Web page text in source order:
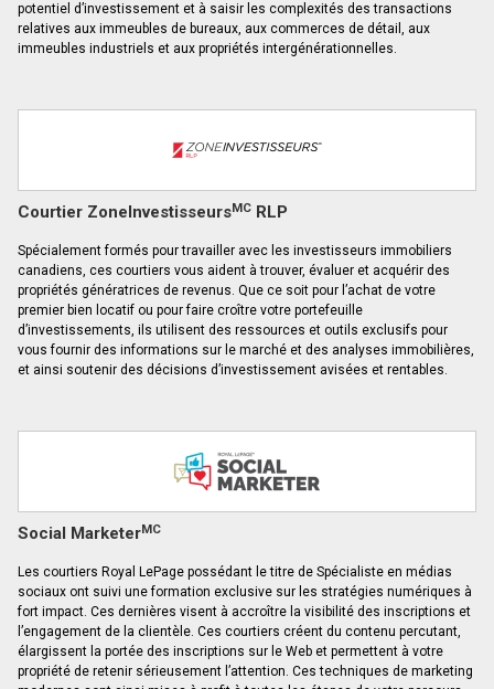
potentiel d’investissement et à saisir les complexités des transactions
relatives aux immeubles de bureaux, aux commerces de détail, aux
immeubles industriels et aux propriétés intergénérationnelles.
Courtier ZoneInvestisseursMC RLP
Spécialement formés pour travailler avec les investisseurs immobiliers
canadiens, ces courtiers vous aident à trouver, évaluer et acquérir des
propriétés génératrices de revenus. Que ce soit pour l’achat de votre
premier bien locatif ou pour faire croître votre portefeuille
d’investissements, ils utilisent des ressources et outils exclusifs pour
vous fournir des informations sur le marché et des analyses immobilières,
et ainsi soutenir des décisions d’investissement avisées et rentables.
Social MarketerMC
Les courtiers Royal LePage possédant le titre de Spécialiste en médias
sociaux ont suivi une formation exclusive sur les stratégies numériques à
fort impact. Ces dernières visent à accroître la visibilité des inscriptions et
l’engagement de la clientèle. Ces courtiers créent du contenu percutant,
élargissent la portée des inscriptions sur le Web et permettent à votre
propriété de retenir sérieusement l’attention. Ces techniques de marketing